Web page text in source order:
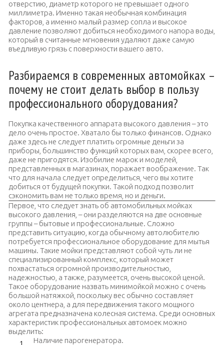
отверстию, диаметр которого не превышает одного
миллиметра. Именно такая необычная комбинация
факторов, а именно малый размер сопла и высокое
давление позволяют добиться необходимого напора воды,
который в считанные мгновения удаляют даже самую
въедливую грязь с поверхности вашего авто.
Разбираемся в современных автомойках –
почему не стоит делать выбор в пользу
профессионального оборудования?
Покупка качественного аппарата высокого давления – это
дело очень простое. Хватало бы только финансов. Однако
даже здесь не следует платить огромные деньги за
приборы, большинство функций которых вам, скорее всего,
даже не пригодятся. Изобилие марок и моделей,
представленных в магазинах, поражает воображение. Так
что для начала следует определиться, чего вы хотите
добиться от будущей покупки. Такой подход позволит
сэкономить вам не только время, но и деньги.
Первое, что следует знать об автомобильных мойках
высокого давления, – они разделяются на две основные
группы – бытовые и профессиональные. Сложно
представить ситуацию, когда обычному автолюбителю
потребуется профессиональное оборудование для мытья
машины. Такие мойки представляют собой чуть ли не
специализированный комплекс, который может
похвастаться огромной производительностью,
надежностью, а также, разумеется, очень высокой ценой.
Такое оборудование назвать минимойкой можно с очень
большой натяжкой, поскольку вес обычно составляет
около центнера, а для передвижения такого мощного
агрегата предназначена колесная система. Среди основных
характеристик профессиональных автомоек можно
выделить:
Наличие парогенератора.